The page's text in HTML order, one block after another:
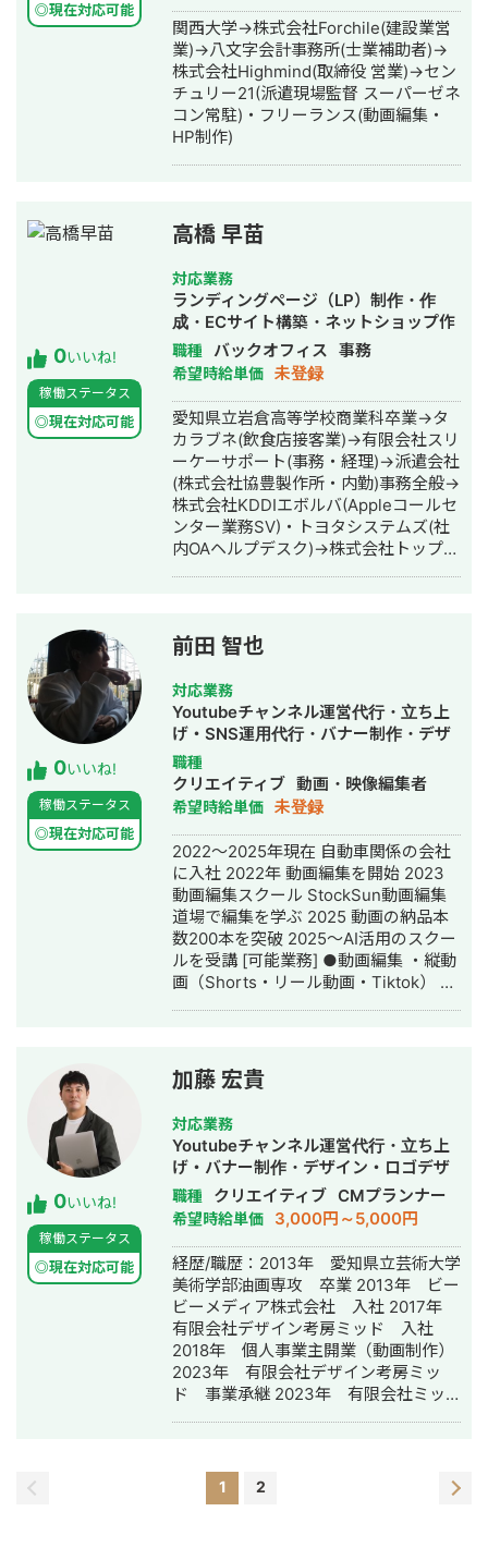
◎現在対応可能
関西大学→株式会社Forchile(建設業営
業)→八文字会計事務所(士業補助者)→
株式会社Highmind(取締役 営業)→セン
チュリー21(派遣現場監督 スーパーゼネ
コン常駐)・フリーランス(動画編集・
HP制作)
0いいね!
稼働ステータス
◎現在対応可能
高橋 早苗
対応業務
ランディングページ（LP）制作・作
成・ECサイト構築・ネットショップ作
成代行・SEO対策・新規事業立上・
SNS運用代行・事務代行・ホームペー
ジ制作・作成・バナー制作・デザイ
ン・ロゴデザイン・作成・動画制作・
動画編集・採用代行・AI活用
職種 バックオフィス 事務
希望時給単価 未登録
愛知県立岩倉高等学校商業科卒業→タ
カラブネ(飲食店接客業)→有限会社スリ
ーケーサポート(事務・経理)→派遣会社
(株式会社協豊製作所・内勤)事務全般→
株式会社KDDIエボルバ(Appleコールセ
ンター業務SV)・トヨタシステムズ(社
内OAヘルプデスク)→株式会社トップエ
をしています
0いいね!
稼働ステータス
◎現在対応可能
前田 智也
対応業務
Youtubeチャンネル運営代行・立ち上
げ・SNS運用代行・バナー制作・デザ
イン・動画制作・動画編集・AI活用
職種
クリエイティブ 動画・映像編集者
希望時給単価 未登録
2022〜2025年現在 自動車関係の会社
に入社 2022年 動画編集を開始 2023
動画編集スクール StockSun動画編集
道場で編集を学ぶ 2025 動画の納品本
数200本を突破 2025〜AI活用のスクー
ルを受講 [可能業務] ●動画編集 ・縦動
画（Shorts・リール動画・Tiktok） ・
ル] ・Canva pro ・Adobe premiere
Pro ・Adobe Photoshop ・
AI（chatGPT・Gemini） [主な実績] 担
当チャンネル累計20以上 担当チャンネ
ル例 ・ビジネス系チャンネル（チャン
ネル登録者30万人） ・歯科クリニック
系チャンネル（チャンネル登録者1.9万
人） ・漫画系チャンネル（チャンネル
登録者数40万人） 累計納品本数 200本
再生数10万回22年 動画編集を開始
0いいね!
稼働ステータス
◎現在対応可能
加藤 宏貴
対応業務
Youtubeチャンネル運営代行・立ち上
げ・バナー制作・デザイン・ロゴデザ
イン・作成・動画制作・動画編集
職種 クリエイティブ CMプランナー
希望時給単価 3,000円～5,000円
経歴/職歴：2013年 愛知県立芸術大学
美術学部油画専攻 卒業 2013年 ビー
ビーメディア株式会社 入社 2017年
有限会社デザイン考房ミッド 入社
2018年 個人事業主開業（動画制作）
2023年 有限会社デザイン考房ミッ
ド 事業承継 2023年 有限会社ミッ
1 2